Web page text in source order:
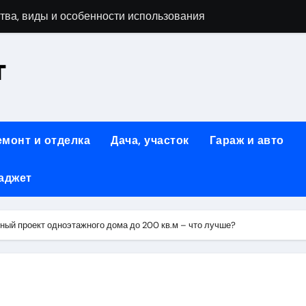
виды и особенности использования
помощник при ремонтных работах
к Успешному Реализации Ваших Идей
решение для стильного интерьера
и практичность
Дома: Экологичность и Практичность
и отделка Дача, участок Гараж и авто
проект одноэтажного дома до 200 кв.м – что лучше?